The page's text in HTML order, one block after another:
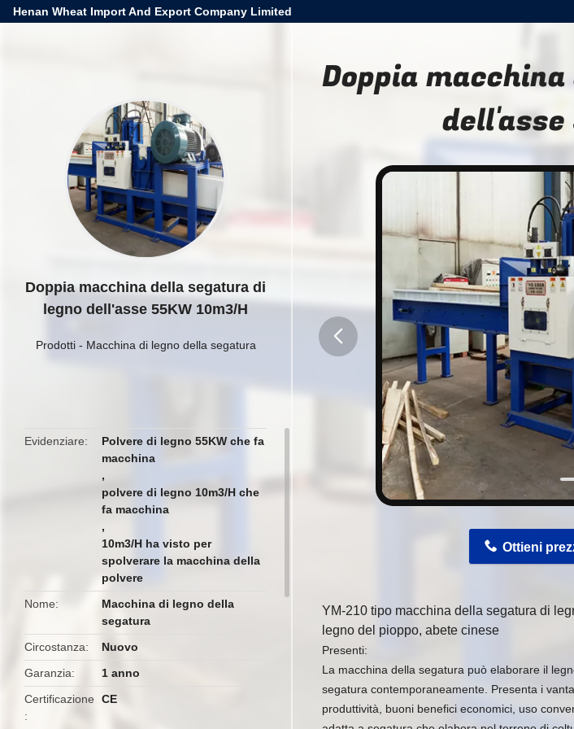
Henan Wheat Import And Export Company Limited
Doppia macchina della segatura di
legno dell'asse 55KW 10m3/H
Prodotti- Macchina di legno della segatura
Evidenziare
Polvere di legno 55KW che fa
macchina
,
polvere di legno 10m3/H che
fa macchina
,
10m3/H ha visto per
spolverare la macchina della
polvere
Nome
Macchina di legno della
segatura
Circostanza
Nuovo
Garanzia
1 anno
Certificazione CE
Doppia
Ottieni
YM-210 tipo macchina della segatura di
legno del pioppo, abete cinese
Presenti:
La macchina della segatura può elaborare il
segatura contemporaneamente. Presenta i
produttività, buoni benefici economici, uso